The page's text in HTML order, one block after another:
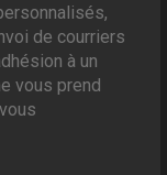
de courriers
à un
vous prend